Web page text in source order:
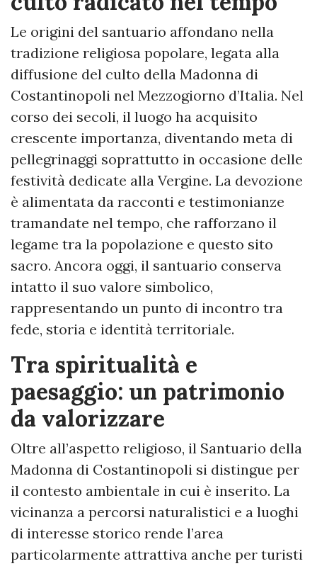
Le origini del santuario affondano nella
tradizione religiosa popolare, legata alla
diffusione del culto della Madonna di
Costantinopoli nel Mezzogiorno d’Italia. Nel
corso dei secoli, il luogo ha acquisito
crescente importanza, diventando meta di
pellegrinaggi soprattutto in occasione delle
festività dedicate alla Vergine. La devozione
è alimentata da racconti e testimonianze
tramandate nel tempo, che rafforzano il
legame tra la popolazione e questo sito
sacro. Ancora oggi, il santuario conserva
intatto il suo valore simbolico,
rappresentando un punto di incontro tra
fede, storia e identità territoriale.
Tra spiritualità e
paesaggio: un patrimonio
da valorizzare
Oltre all’aspetto religioso, il Santuario della
Madonna di Costantinopoli si distingue per
il contesto ambientale in cui è inserito. La
vicinanza a percorsi naturalistici e a luoghi
di interesse storico rende l’area
particolarmente attrattiva anche per turisti